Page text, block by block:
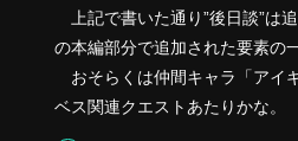
上記で書いた通り”後日談”は
の本編部分で追加された要素の
おそらくは仲間キャラ「アイ
ベス関連クエストあたりかな。